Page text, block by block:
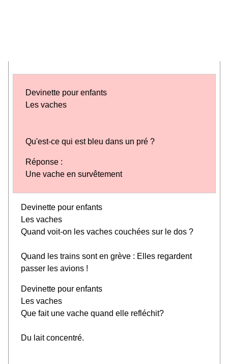
Devinette pour enfants
Les vaches
Qu'est-ce qui est bleu dans un pré ?
Réponse :
Une vache en survêtement
Devinette pour enfants
Les vaches
Quand voit-on les vaches couchées sur le dos ?
Quand les trains sont en grève : Elles regardent
passer les avions !
Devinette pour enfants
Les vaches
Que fait une vache quand elle refléchit?
Du lait concentré.